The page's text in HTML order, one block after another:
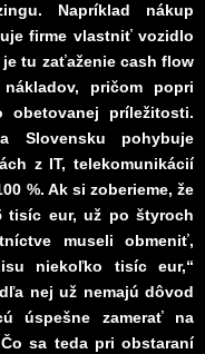
Napríklad nákup
firme vlastniť vozidlo
tu zaťaženie cash flow
pričom popri
príležitosti.
Slovensku pohybuje
z IT, telekomunikácií
%. Ak si zoberieme, že
tisíc eur, už po štyroch
museli obmeniť,
niekoľko tisíc eur,“
nej už nemajú dôvod
úspešne zamerať na
sa teda pri obstaraní